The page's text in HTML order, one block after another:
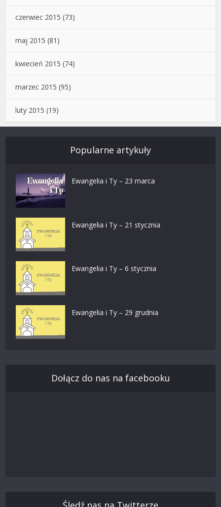
czerwiec 2015 (73)
maj 2015 (81)
kwiecień 2015 (74)
marzec 2015 (95)
luty 2015 (19)
Popularne artykuły
Ewangelia i Ty – 23 marca
Ewangelia i Ty – 21 stycznia
Ewangelia i Ty – 6 stycznia
Ewangelia i Ty – 29 grudnia
Dołącz do nas na facebooku